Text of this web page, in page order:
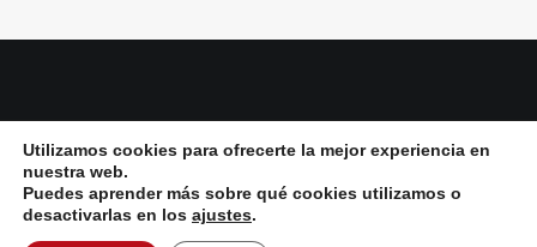
privacidadǀPolítica de cookies
Utilizamos cookies para ofrecerte la mejor experiencia en
nuestra web.
Puedes aprender más sobre qué cookies utilizamos o
desactivarlas en los ajustes.